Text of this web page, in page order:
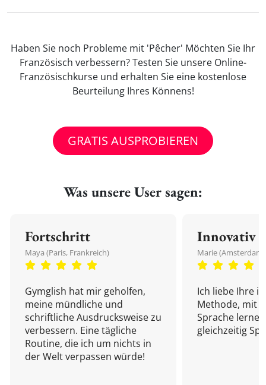
Haben Sie noch Probleme mit 'Pêcher' Möchten Sie Ihr
Französisch verbessern? Testen Sie unsere Online-
Französischkurse und erhalten Sie eine kostenlose
Beurteilung Ihres Könnens!
GRATIS AUSPROBIEREN
Was unsere User sagen:
Fortschritt
Maya (Paris, Frankreich)
Gymglish hat mir geholfen,
meine mündliche und
schriftliche Ausdrucksweise zu
verbessern. Eine tägliche
Routine, die ich um nichts in
der Welt verpassen würde!
Innovativ
Marie
Ich liebe Ihre
Methode, mit
Sprache
gleichzeitig